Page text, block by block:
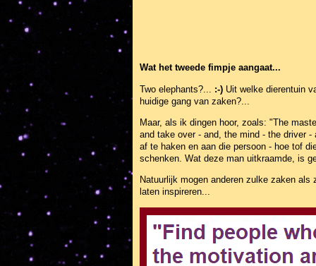
Wat het tweede fimpje aangaat...
Two elephants?... :-) Uit welke dierentuin
huidige gang van zaken?...
Maar, als ik dingen hoor, zoals: "The
and take over - and, the mind - the driver
af te haken en aan die persoon - hoe tof
schenken. Wat deze man uitkraamde, is
Natuurlijk mogen anderen zulke zaken
laten inspireren...